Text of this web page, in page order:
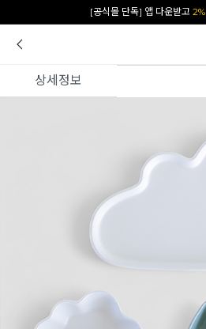
카카오 플친 추가하면1천원
상세정보